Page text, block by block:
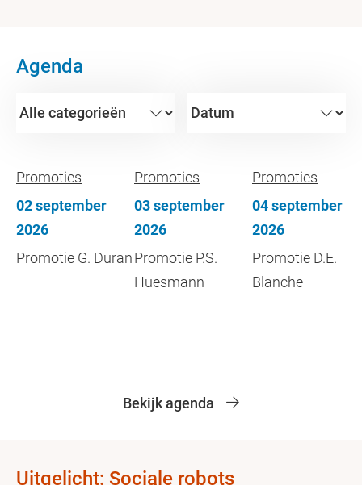
Agenda
Promoties
02 september
2026
Promotie G. Duran
Promoties
03 september
2026
Promotie P.S.
Huesmann
Promoties
04 september
2026
Promotie D.E.
Blanche
Bekijk agenda
Uitgelicht: Sociale robots